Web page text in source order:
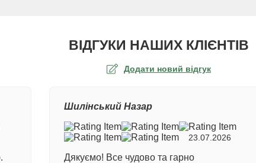
ВІДГУКИ НАШИХ КЛІЄНТІВ
Додати новий відгук
Ваша оцінка
Номер замовлення
Шилінський Назар
23.07.2026
Дякуємо! Все чудово та гарно